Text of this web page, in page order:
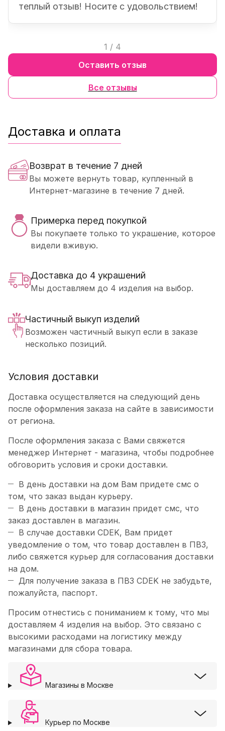
теплый отзыв! Носите с удовольствием!
1 / 4
Все отзывы
Оставить отзыв
Доставка и оплата
Возврат в течение 7 дней
Вы можете вернуть товар, купленный в
Интернет-магазине в течение 7 дней.
Примерка перед покупкой
Вы покупаете только то украшение, которое
видели вживую.
Доставка до 4 украшений
Мы доставляем до 4 изделия на выбор.
Частичный выкуп изделий
Возможен частичный выкуп если в заказе
несколько позиций.
Условия доставки
Доставка осуществляется на следующий день
после оформления заказа на сайте в зависимости
от региона.
После оформления заказа с Вами свяжется
менеджер Интернет - магазина, чтобы подробнее
обговорить условия и сроки доставки.
В день доставки на дом Вам придете смс о
том, что заказ выдан курьеру.
В день доставки в магазин придет смс, что
заказ доставлен в магазин.
В случае доставки CDEK, Вам придет
уведомление о том, что товар доставлен в ПВЗ,
либо свяжется курьер для согласования доставки
на дом.
Для получение заказа в ПВЗ CDEK не забудьте,
пожалуйста, паспорт.
Просим отнестись с пониманием к тому, что мы
доставляем 4 изделия на выбор. Это связано с
высокими расходами на логистику между
магазинами для сбора товара.
Магазины в Москве
Курьер по Москве